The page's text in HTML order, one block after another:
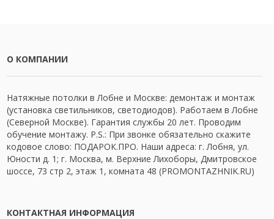
О КОМПАНИИ
Натяжные потолки в Лобне и Москве: демонтаж и монтаж
(установка светильников, светодиодов). Работаем в Лобне
(Северной Москве). Гарантия службы 20 лет. Проводим
обучение монтажу. P.S.: При звонке обязательно скажите
кодовое слово: ПОДАРОК.ПРО. Наши адреса: г. Лобня, ул.
Юности д. 1; г. Москва, м. Верхние Лихоборы, Дмитровское
шоссе, 73 стр 2, этаж 1, комната 48 (PROMONTAZHNIK.RU)
КОНТАКТНАЯ ИНФОРМАЦИЯ